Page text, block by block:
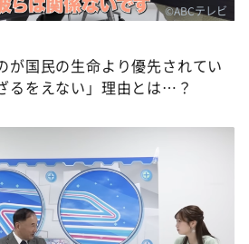
©ABCテレビ
が国民の生命より優先されてい
るをえない」理由とは…？